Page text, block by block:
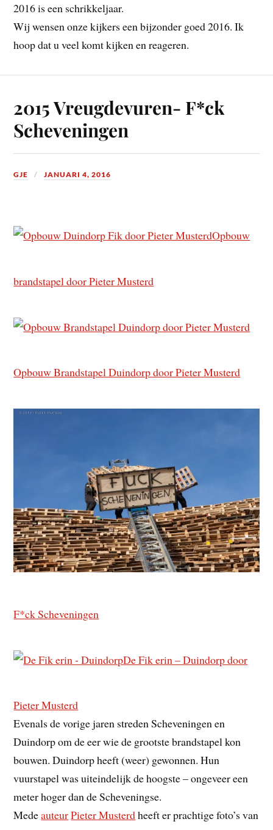
2016 is een schrikkeljaar.
Wij wensen onze kijkers een bijzonder goed 2016. Ik
hoop dat u veel komt kijken en reageren.
2015 Vreugdevuren- F*ck
Scheveningen
GJE JANUARI 4, 2016
Opbouw
brandstapel door Pieter Musterd
Opbouw Brandstapel Duindorp door Pieter Musterd
F*ck Scheveningen
De Fik erin – Duindorp door
Pieter Musterd
Evenals de vorige jaren streden Scheveningen en
Duindorp om de eer wie de grootste brandstapel kon
bouwen. Duindorp heeft (weer) gewonnen. Hun
vuurstapel was uiteindelijk de hoogste – ongeveer een
meter hoger dan de Scheveningse.
MedeauteurPieter Musterdheeft er prachtige foto’s van